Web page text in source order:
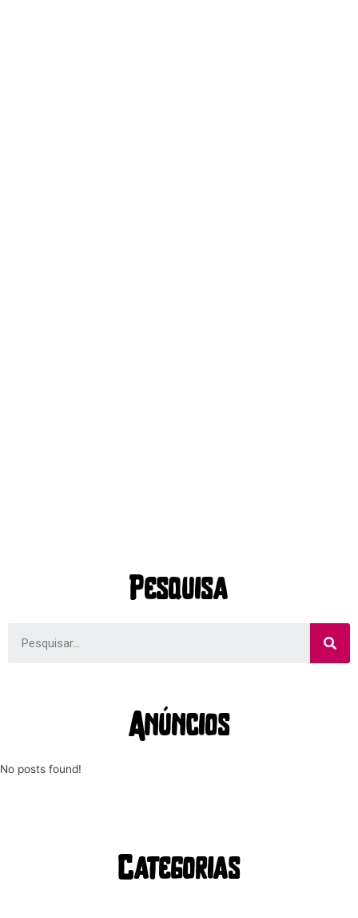
Pesquisa
Anúncios
No posts found!
Categorias